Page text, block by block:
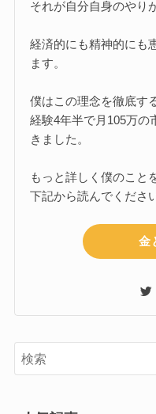
それが自分自身のやり
経済的にも精神的にも
ます。
僕はこの理念を徹底す
経験4年半で月105万の
きました。
もっと詳しく僕のこと
下記から読んでくださ
金